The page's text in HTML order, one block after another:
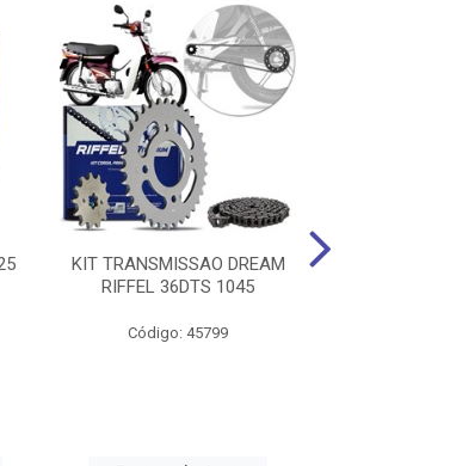
KIT TRANSMISSAO DREAM
RIFFEL 36DTS 1045
Código: 45799